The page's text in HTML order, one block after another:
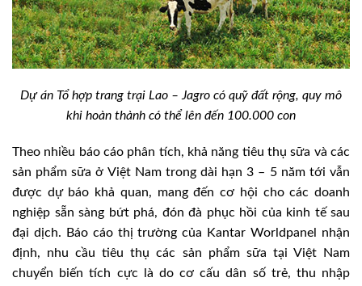
Dự án Tổ hợp trang trại Lao – Jagro có quỹ đất rộng, quy mô
khi hoàn thành có thể lên đến 100.000 con
Theo nhiều báo cáo phân tích, khả năng tiêu thụ sữa và các
sản phẩm sữa ở Việt Nam trong dài hạn 3 – 5 năm tới vẫn
được dự báo khả quan, mang đến cơ hội cho các doanh
nghiệp sẵn sàng bứt phá, đón đà phục hồi của kinh tế sau
đại dịch. Báo cáo thị trường của Kantar Worldpanel nhận
định, nhu cầu tiêu thụ các sản phẩm sữa tại Việt Nam
chuyển biến tích cực là do cơ cấu dân số trẻ, thu nhập